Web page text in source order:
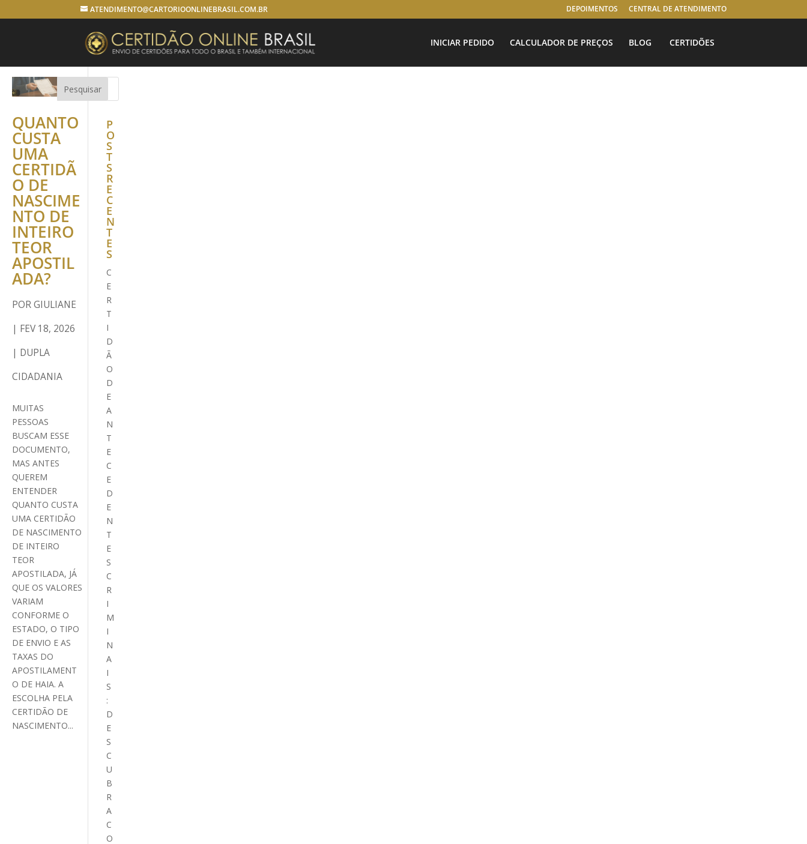
ATENDIMENTO@CARTORIOONLINEBRASIL.COM.BR DEPOIMENTOS CENTRAL DE ATENDIMENTO
INICIAR PEDIDO CALCULADOR DE PREÇOS BLOG CERTIDÕES
QUANTO
CUSTA
UMA
CERTIDÃ
O DE
NASCIME
NTO DE
INTEIRO
TEOR
APOSTIL
ADA?
PORGIULIANE
| FEV 18, 2026
| DUPLA
CIDADANIA
MUITAS
PESSOAS
BUSCAM ESSE
DOCUMENTO,
MAS ANTES
QUEREM
ENTENDER
QUANTO CUSTA
UMA CERTIDÃO
DE NASCIMENTO
DE INTEIRO
TEOR
APOSTILADA, JÁ
QUE OS VALORES
VARIAM
CONFORME O
ESTADO, O TIPO
DE ENVIO E AS
TAXAS DO
APOSTILAMENT
O DE HAIA. A
ESCOLHA PELA
CERTIDÃO DE
NASCIMENTO...
P
O
S
T
S
R
E
C
E
N
T
E
S
C
E
R
T
I
D
Ã
O
D
E
A
N
T
E
C
E
D
E
N
T
E
S
C
R
I
M
I
N
A
I
S
:
D
E
S
C
U
B
R
A
C
O